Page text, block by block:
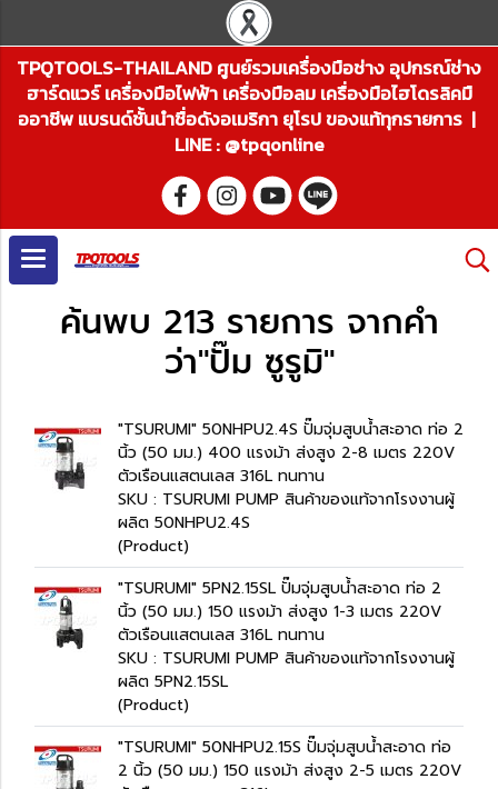
TPQTOOLS-THAILAND ศูนย์รวมเครื่องมือช่าง อุปกรณ์ช่าง
ฮาร์ดแวร์ เครื่องมือไฟฟ้า เครื่องมือลม เครื่องมือไฮโดรลิคมื
ออาชีพ แบรนด์ชั้นนำชื่อดังอเมริกา ยุโรป ของแท้ทุกรายการ |
LINE : @tpqonline
ค้นพบ 213 รายการ จากคำ
ว่า"ปั๊ม ซูรูมิ"
"TSURUMI" 50NHPU2.4S ปั๊มจุ่มสูบน้ำสะอาด ท่อ 2
นิ้ว (50 มม.) 400 แรงม้า ส่งสูง 2-8 เมตร 220V
ตัวเรือนแสตนเลส 316L ทนทาน
SKU : TSURUMI PUMP สินค้าของแท้จากโรงงานผู้
ผลิต 50NHPU2.4S
(Product)
"TSURUMI" 5PN2.15SL ปั๊มจุ่มสูบน้ำสะอาด ท่อ 2
นิ้ว (50 มม.) 150 แรงม้า ส่งสูง 1-3 เมตร 220V
ตัวเรือนแสตนเลส 316L ทนทาน
SKU : TSURUMI PUMP สินค้าของแท้จากโรงงานผู้
ผลิต 5PN2.15SL
(Product)
"TSURUMI" 50NHPU2.15S ปั๊มจุ่มสูบน้ำสะอาด ท่อ
2 นิ้ว (50 มม.) 150 แรงม้า ส่งสูง 2-5 เมตร 220V